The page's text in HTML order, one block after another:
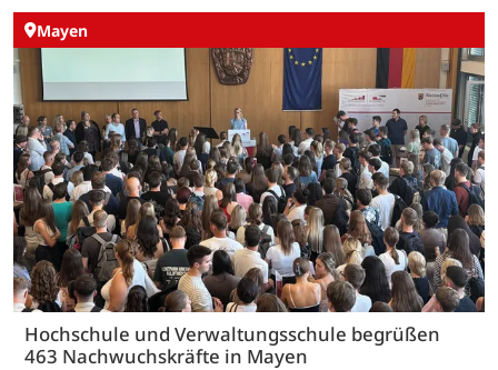
Mayen
Hochschule und Verwaltungsschule begrüßen
463 Nachwuchskräfte in Mayen